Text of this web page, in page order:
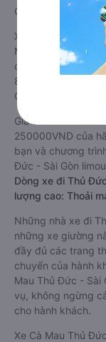
Gòn, rất thuận tiện
Xe Cà Mau Thủ
Mau đi Thủ Đức -
chất lượng Tốt với
8666 phản hồi của
Cà Mau.
Giá vé xe
250000VND của
bạn và chương
Đức - Sài Gòn
Dòng xe đi Thủ
lượng cao: Thoải
Những nhà xe đi
những xe giường
đầy đủ các trang
chuyển của hành
Mau Thủ Đức - Sài
vụ, không ngừng
cho hành khách.
Xe Cà Mau Thủ